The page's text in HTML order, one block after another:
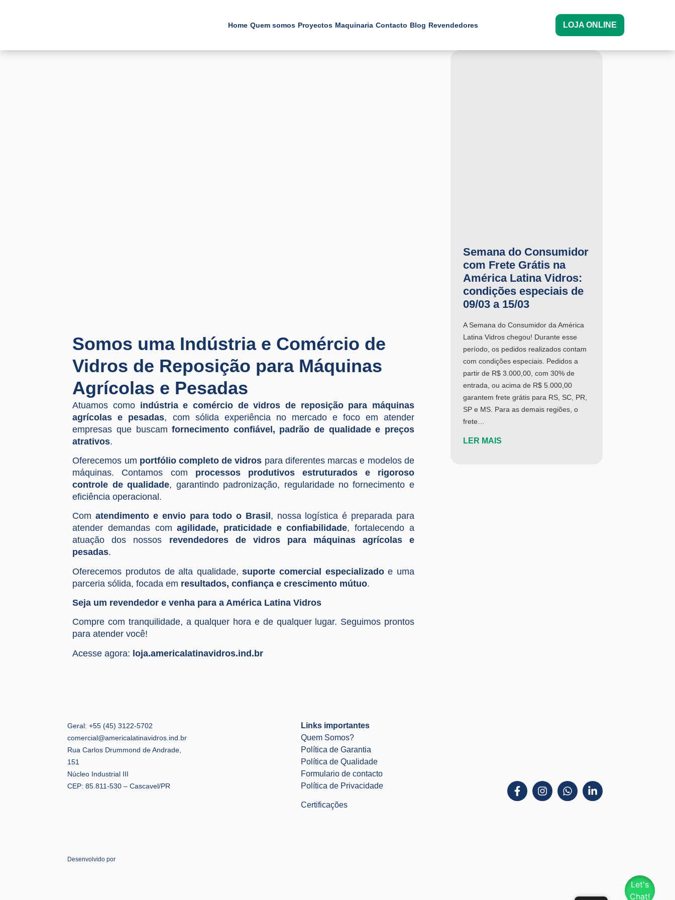
Home Quem somos Proyectos Maquinaria Contacto Blog Revendedores LOJA ONLINE
Somos uma Indústria e Comércio de
Vidros de Reposição para Máquinas
Agrícolas e Pesadas
Atuamos como indústria e comércio de vidros de reposição para máquinas
agrícolas e pesadas, com sólida experiência no mercado e foco em atender
empresas que buscamfornecimento confiável, padrão de qualidade e preços
atrativos.
Oferecemos um portfólio completo de vidros para diferentes marcas e modelos de
máquinas. Contamos com processos produtivos estruturados e rigoroso
controle de qualidade, garantindo padronização, regularidade no fornecimento e
eficiência operacional.
Comatendimento e envio para todo o Brasil , nossa logística é preparada para
atender demandas comagilidade, praticidade e confiabilidade, fortalecendo a
atuação dos nossos revendedores de vidros para máquinas agrícolas e
pesadas.
Oferecemos produtos de alta qualidade,suporte comercial especializadoe uma
parceria sólida, focada em resultados, confiança e crescimento mútuo.
Seja um revendedor e venha para a América Latina Vidros
Compre com tranquilidade, a qualquer hora e de qualquer lugar. Seguimos prontos
para atender você!
Acesse agora: loja.americalatinavidros.ind.br
Semana do Consumidor
com Frete Grátis na
América Latina Vidros:
condições especiais de
09/03 a 15/03
A Semana do Consumidor da América
Latina Vidros chegou! Durante esse
período, os pedidos realizados contam
com condições especiais. Pedidos a
partir de R$ 3.000,00, com 30% de
entrada, ou acima de R$ 5.000,00
garantem frete grátis para RS, SC, PR,
SP e MS. Para as demais regiões, o
frete…
LER MAIS
Geral: +55 (45) 3122-5702
comercial@americalatinavidros.ind.br
Rua Carlos Drummond de Andrade,
151
Núcleo Industrial III
CEP: 85.811-530 – Cascavel/PR
Links importantes
Quem Somos?
Política de Garantia
Política de Qualidade
Formulario de contacto
Política de Privacidade
Certificações
Desenvolvido por
Let's
Chat!